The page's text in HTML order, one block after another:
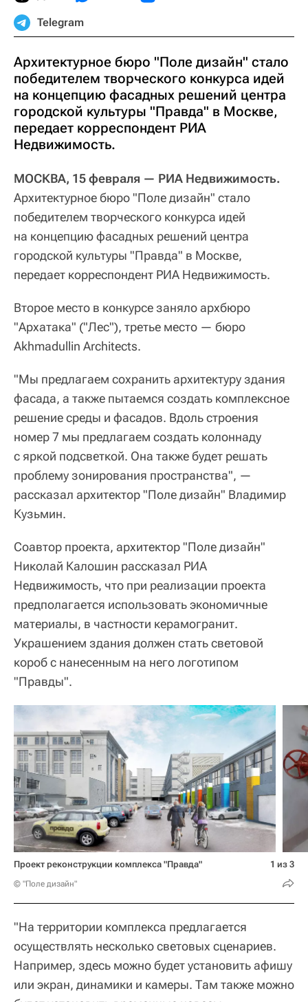
Telegram
Архитектурное бюро "Поле дизайн" стало
победителем творческого конкурса идей
на концепцию фасадных решений центра
городской культуры "Правда" в Москве,
передает корреспондент РИА
Недвижимость.
МОСКВА, 15 февраля — РИА Недвижимость.
Архитектурное бюро "Поле дизайн" стало
победителем творческого конкурса идей
на концепцию фасадных решений центра
городской культуры "Правда" в Москве,
передает корреспондент РИА Недвижимость.
Второе место в конкурсе заняло архбюро
"Архатака" ("Лес"), третье место — бюро
Akhmadullin Architects.
"Мы предлагаем сохранить архитектуру здания
фасада, а также пытаемся создать комплексное
решение среды и фасадов. Вдоль строения
номер 7 мы предлагаем создать колоннаду
с яркой подсветкой. Она также будет решать
проблему зонирования пространства", —
рассказал архитектор "Поле дизайн" Владимир
Кузьмин.
Соавтор проекта, архитектор "Поле дизайн"
Николай Калошин рассказал РИА
Недвижимость, что при реализации проекта
предполагается использовать экономичные
материалы, в частности керамогранит.
Украшением здания должен стать световой
короб с нанесенным на него логотипом
"Правды".
Проект реконструкции комплекса "Правда"
© "Поле дизайн"
1 из 3
"На территории комплекса предлагается
осуществлять несколько световых сценариев.
Например, здесь можно будет установить афишу
или экран, динамики и камеры. Там также можно